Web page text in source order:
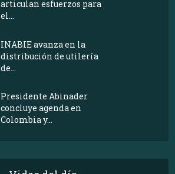
articulan esfuerzos para
el...
INABIE avanza en la
distribución de utilería
de...
Presidente Abinader
concluye agenda en
Colombia y...